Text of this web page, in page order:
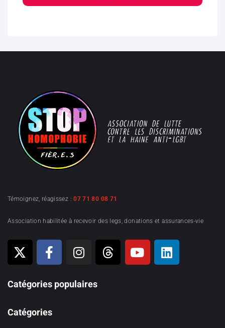
Témoignez, réagissez :07 71 80 08 71
Association habilitée à recevoir des legs, donations et assurances-vie
Catégories populaires
Catégories